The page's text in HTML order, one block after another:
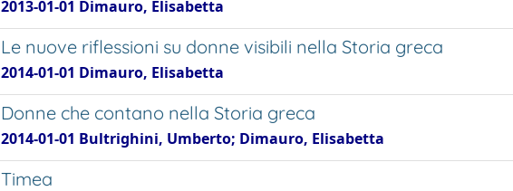
2013-01-01 Dimauro, Elisabetta
Le nuove riflessioni su donne visibili nella Storia greca
2014-01-01 Dimauro, Elisabetta
Donne che contano nella Storia greca
2014-01-01 Bultrighini, Umberto; Dimauro, Elisabetta
Timea